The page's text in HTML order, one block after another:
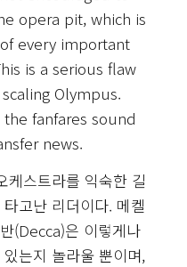
opera pit, which is
every important
is a serious flaw
Olympus.
fanfares sound
news.
케스트라를 익숙한 길
고난 리더이다. 메켈
(Decca)은 이렇게나
는지 놀라울 뿐이며,